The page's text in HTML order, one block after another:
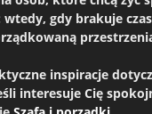
wtedy, gdy brakuje
inspiracje
interesuje Cię